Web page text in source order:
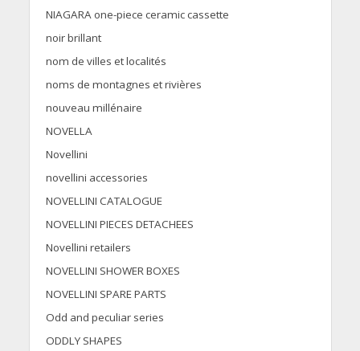
NIAGARA one-piece ceramic cassette
noir brillant
nom de villes et localités
noms de montagnes et rivières
nouveau millénaire
NOVELLA
Novellini
novellini accessories
NOVELLINI CATALOGUE
NOVELLINI PIECES DETACHEES
Novellini retailers
NOVELLINI SHOWER BOXES
NOVELLINI SPARE PARTS
Odd and peculiar series
ODDLY SHAPES